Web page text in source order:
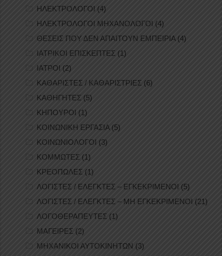
ΗΛΕΚΤΡΟΛΟΓΟΙ (4)
ΗΛΕΚΤΡΟΛΟΓΟΙ ΜΗΧΑΝΟΛΟΓΟΙ (4)
ΘΕΣΕΙΣ ΠΟΥ ΔΕΝ ΑΠΑΙΤΟΥΝ ΕΜΠΕΙΡΙΑ(4)
ΙΑΤΡΙΚΟΙ ΕΠΙΣΚΕΠΤΕΣ (1)
ΙΑΤΡΟΙ (2)
ΚΑΘΑΡΙΣΤΕΣ / ΚΑΘΑΡΙΣΤΡΙΕΣ (6)
ΚΑΘΗΓΗΤΕΣ (5)
ΚΗΠΟΥΡΟΙ (1)
ΚΟΙΝΩΝΙΚΗ ΕΡΓΑΣΙΑ(5)
ΚΟΙΝΩΝΙΟΛΟΓΟΙ (3)
ΚΟΜΜΩΤΕΣ (1)
ΚΡΕΟΠΩΛΕΣ (1)
ΛΟΓΙΣΤΕΣ / ΕΛΕΓΚΤΕΣ – ΕΓΚΕΚΡΙΜΕΝΟΙ (5)
ΛΟΓΙΣΤΕΣ / ΕΛΕΓΚΤΕΣ – ΜΗ ΕΓΚΕΚΡΙΜΕΝΟΙ (21)
ΛΟΓΟΘΕΡΑΠΕΥΤΕΣ (1)
ΜΑΓΕΙΡΕΣ (2)
ΜΗΧΑΝΙΚΟΙ ΑΥΤΟΚΙΝΗΤΩΝ (3)